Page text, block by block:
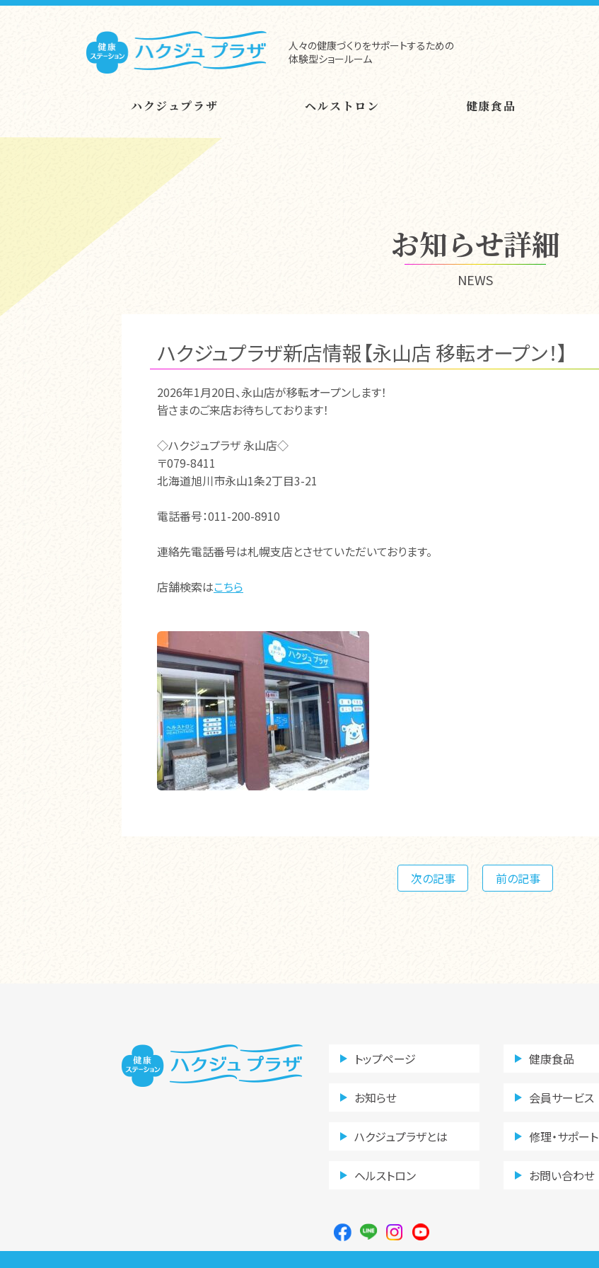
人々の健康づくりをサポートするための
体験型ショールーム
ハクジュプラザ ヘルストロン 健康食品
お知らせ詳細
NEWS
ハクジュプラザ新店情報【永山店 移転オープン！】
2026年1月20日、永山店が移転オープンします！
皆さまのご来店お待ちしております！
◇ハクジュプラザ 永山店◇
〒079-8411
北海道旭川市永山1条2丁目3-21
電話番号：011-200-8910
連絡先電話番号は札幌支店とさせていただいております。
店舗検索はこちら
次の記事 前の記事
トップページ
お知らせ
ハクジュプラザとは
ヘルストロン
健康食品
会員サービス
修理・サポート
お問い合わせ